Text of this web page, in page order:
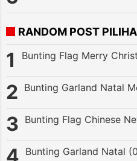
RANDOM POST
Bunting Flag Merry
Bunting Garland Natal
Bunting Flag Chinese
Bunting Garland Natal